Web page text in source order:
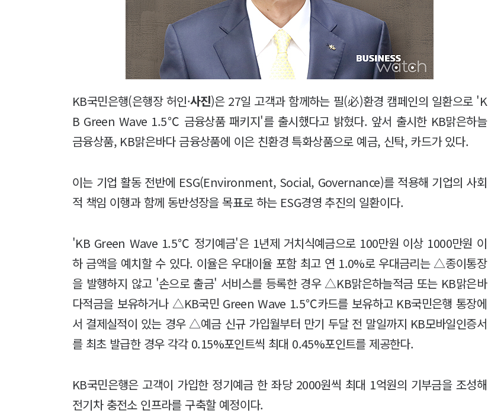
KB국민은행(은행장 허인·사진)은 27일 고객과 함께하는 필(必)환경 캠페인의 일환으로 'K
B Green Wave 1.5℃ 금융상품 패키지'를 출시했다고 밝혔다. 앞서 출시한 KB맑은하늘
금융상품, KB맑은바다 금융상품에 이은 친환경 특화상품으로 예금, 신탁, 카드가 있다.
이는 기업 활동 전반에 ESG(Environment, Social, Governance)를 적용해 기업의 사회
적 책임 이행과 함께 동반성장을 목표로 하는 ESG경영 추진의 일환이다.
'KB Green Wave 1.5℃ 정기예금'은 1년제 거치식예금으로 100만원 이상 1000만원 이
하 금액을 예치할 수 있다. 이율은 우대이율 포함 최고 연 1.0%로 우대금리는 △종이통장
을 발행하지 않고 '손으로 출금' 서비스를 등록한 경우 △KB맑은하늘적금 또는 KB맑은바
다적금을 보유하거나 △KB국민 Green Wave 1.5℃카드를 보유하고 KB국민은행 통장에
서 결제실적이 있는 경우 △예금 신규 가입월부터 만기 두달 전 말일까지 KB모바일인증서
를 최초 발급한 경우 각각 0.15%포인트씩 최대 0.45%포인트를 제공한다.
KB국민은행은 고객이 가입한 정기예금 한 좌당 2000원씩 최대 1억원의 기부금을 조성해
전기차 충전소 인프라를 구축할 예정이다.